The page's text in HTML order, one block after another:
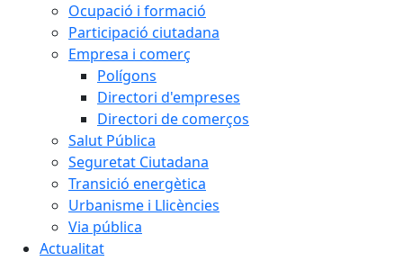
Ocupació i formació
Participació ciutadana
Empresa i comerç
Polígons
Directori d'empreses
Directori de comerços
Salut Pública
Seguretat Ciutadana
Transició energètica
Urbanisme i Llicències
Via pública
Actualitat